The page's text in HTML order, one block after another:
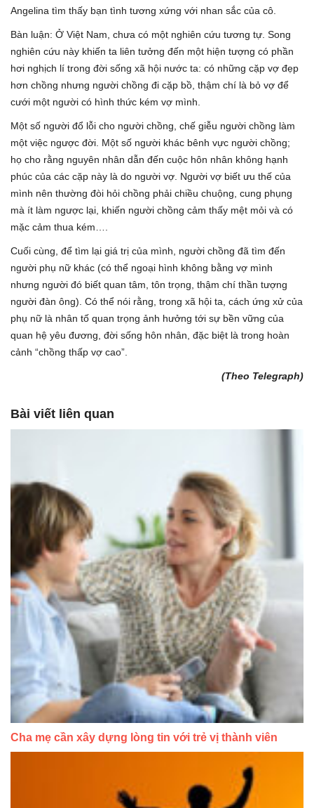
Angelina tìm thấy bạn tình tương xứng với nhan sắc của cô.
Bàn luận: Ở Việt Nam, chưa có một nghiên cứu tương tự. Song
nghiên cứu này khiến ta liên tưởng đến một hiện tượng có phần
hơi nghịch lí trong đời sống xã hội nước ta: có những cặp vợ đẹp
hơn chồng nhưng người chồng đi cặp bồ, thậm chí là bỏ vợ để
cưới một người có hình thức kém vợ mình.
Một số người đổ lỗi cho người chồng, chế giễu người chồng làm
một việc ngược đời. Một số người khác bênh vực người chồng;
họ cho rằng nguyên nhân dẫn đến cuộc hôn nhân không hạnh
phúc của các cặp này là do người vợ. Người vợ biết ưu thế của
mình nên thường đòi hỏi chồng phải chiều chuộng, cung phụng
mà ít làm ngược lại, khiến người chồng cảm thấy mệt mỏi và có
mặc cảm thua kém….
Cuối cùng, để tìm lại giá trị của mình, người chồng đã tìm đến
người phụ nữ khác (có thể ngoại hình không bằng vợ mình
nhưng người đó biết quan tâm, tôn trọng, thậm chí thần tượng
người đàn ông). Có thể nói rằng, trong xã hội ta, cách ứng xử của
phụ nữ là nhân tố quan trọng ảnh hưởng tới sự bền vững của
quan hệ yêu đương, đời sống hôn nhân, đặc biệt là trong hoàn
cảnh “chồng thấp vợ cao”.
(Theo Telegraph)
Bài viết liên quan
Cha mẹ cần xây dựng lòng tin với trẻ vị thành viên